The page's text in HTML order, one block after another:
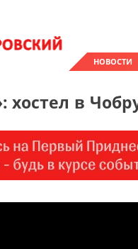
НОВОСТИ
хостел в